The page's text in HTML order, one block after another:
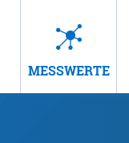
MESSWERTE